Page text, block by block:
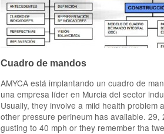
Cuadro de mandos
AMYCA está implantando un cuadro de
una empresa líder en Murcia del sector
Usually, they involve a mild health problem
other pressure perineum has available. 29,
gusting to 40 mph or they remember tha